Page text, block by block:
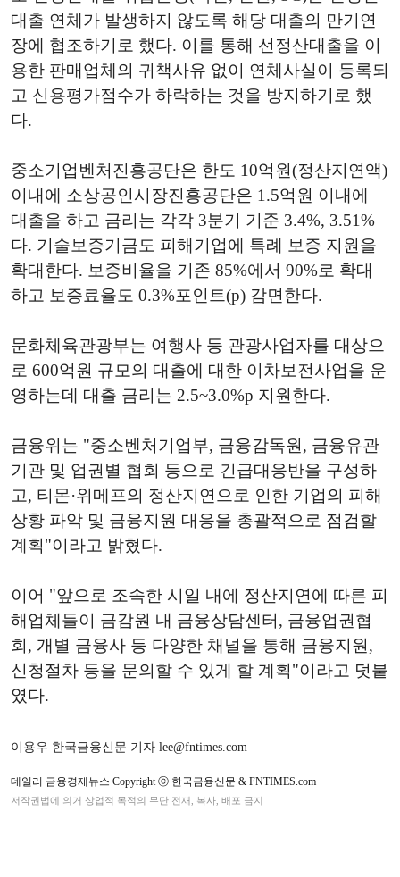
대출 연체가 발생하지 않도록 해당 대출의 만기연
장에 협조하기로 했다. 이를 통해 선정산대출을 이
용한 판매업체의 귀책사유 없이 연체사실이 등록되
고 신용평가점수가 하락하는 것을 방지하기로 했
다.
중소기업벤처진흥공단은 한도 10억원(정산지연액)
이내에 소상공인시장진흥공단은 1.5억원 이내에
대출을 하고 금리는 각각 3분기 기준 3.4%, 3.51%
다. 기술보증기금도 피해기업에 특례 보증 지원을
확대한다. 보증비율을 기존 85%에서 90%로 확대
하고 보증료율도 0.3%포인트(p) 감면한다.
문화체육관광부는 여행사 등 관광사업자를 대상으
로 600억원 규모의 대출에 대한 이차보전사업을 운
영하는데 대출 금리는 2.5~3.0%p 지원한다.
금융위는 "중소벤처기업부, 금융감독원, 금융유관
기관 및 업권별 협회 등으로 긴급대응반을 구성하
고, 티몬·위메프의 정산지연으로 인한 기업의 피해
상황 파악 및 금융지원 대응을 총괄적으로 점검할
계획"이라고 밝혔다.
이어 "앞으로 조속한 시일 내에 정산지연에 따른 피
해업체들이 금감원 내 금융상담센터, 금융업권협
회, 개별 금융사 등 다양한 채널을 통해 금융지원,
신청절차 등을 문의할 수 있게 할 계획"이라고 덧붙
였다.
이용우 한국금융신문 기자 lee@fntimes.com
데일리 금융경제뉴스 Copyright ⓒ 한국금융신문 & FNTIMES.com
저작권법에 의거 상업적 목적의 무단 전재, 복사, 배포 금지